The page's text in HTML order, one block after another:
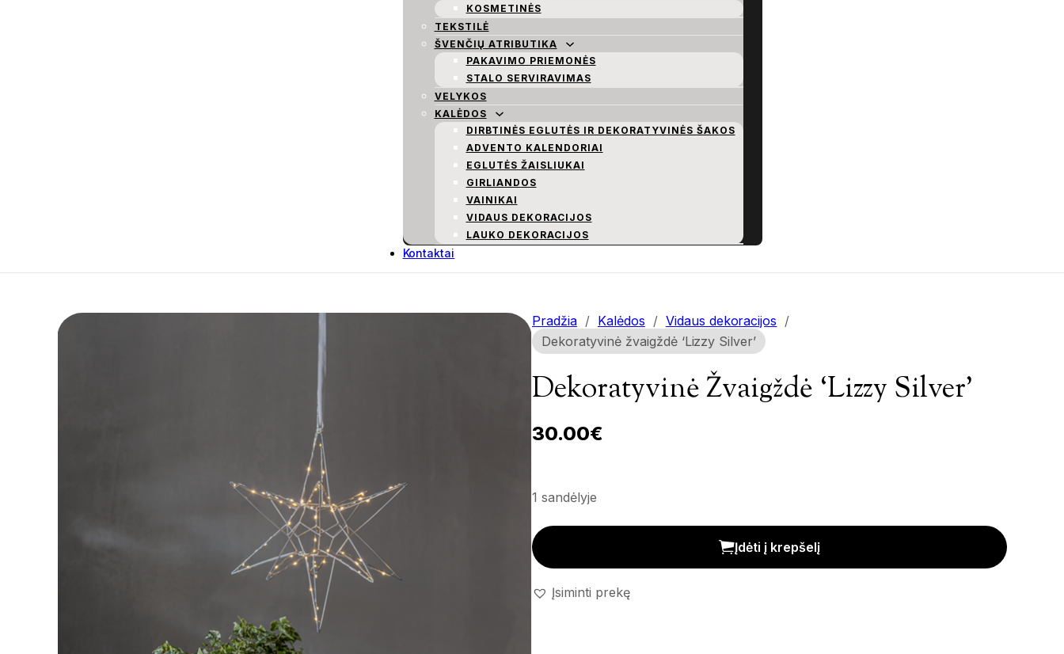
KOSMETINĖS
TEKSTILĖ
ŠVENČIŲ ATRIBUTIKA
PAKAVIMO PRIEMONĖS
STALO SERVIRAVIMAS
VELYKOS
KALĖDOS
DIRBTINĖS EGLUTĖS IR DEKORATYVINĖS ŠAKOS
ADVENTO KALENDORIAI
EGLUTĖS ŽAISLIUKAI
GIRLIANDOS
VAINIKAI
VIDAUS DEKORACIJOS
LAUKO DEKORACIJOS
Kontaktai
Pradžia / Kalėdos / Vidaus dekoracijos /
Dekoratyvinė žvaigždė ‘Lizzy Silver’
Dekoratyvinė Žvaigždė ‘Lizzy Silver’
30.00€
1 sandėlyje
Dekoratyvinė žvaigždė 'Lizzy Silver' kiekis
Įdėti į krepšelį
Įsiminti prekę